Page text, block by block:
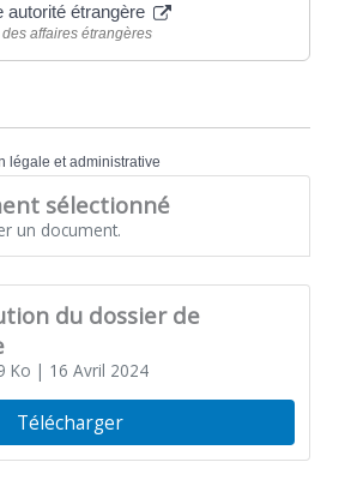
autorité étrangère
affaires étrangères
légale et administrative
sélectionné
un document.
du dossier de
Ko | 16 Avril 2024
Télécharger